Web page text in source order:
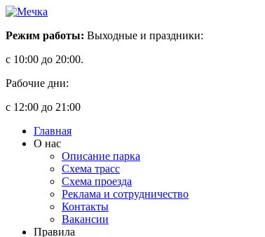
Режим работы: Выходные и праздники:
с 10:00 до 20:00.
Рабочие дни:
с 12:00 до 21:00
Главная
О нас
Описание парка
Схема трасс
Схема проезда
Реклама и сотрудничество
Контакты
Вакансии
Правила